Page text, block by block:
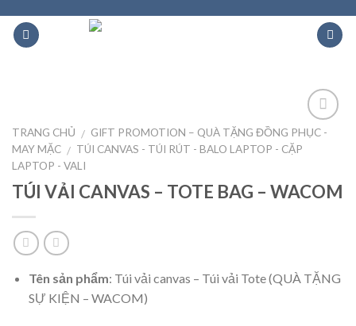
content
Add to
Wishlist
TRANG CHỦ / GIFT PROMOTION – QUÀ TẶNG ĐỒNG PHỤC -
MAY MẶC / TÚI CANVAS - TÚI RÚT - BALO LAPTOP - CẶP
LAPTOP - VALI
TÚI VẢI CANVAS – TOTE BAG – WACOM
Tên sản phẩm: Túi vải canvas – Túi vải Tote (QUÀ TẶNG
SỰ KIỆN – WACOM)